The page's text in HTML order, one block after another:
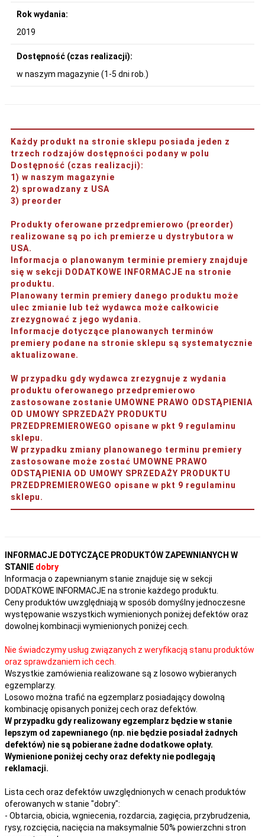
Rok wydania:
2019
Dostępność (czas realizacji):
w naszym magazynie (1-5 dni rob.)
Każdy produkt na stronie sklepu posiada jeden z
trzech rodzajów dostępności podany w polu
Dostępność (czas realizacji):
1) w naszym magazynie
2) sprowadzany z USA
3) preorder
Produkty oferowane przedpremierowo (preorder)
realizowane są po ich premierze u dystrybutora w
USA.
Informacja o planowanym terminie premiery znajduje
się w sekcji DODATKOWE INFORMACJE na stronie
produktu.
Planowany termin premiery danego produktu może
ulec zmianie lub też wydawca może całkowicie
zrezygnować z jego wydania.
Informacje dotyczące planowanych terminów
premiery podane na stronie sklepu są systematycznie
aktualizowane.
W przypadku gdy wydawca zrezygnuje z wydania
produktu oferowanego przedpremierowo
zastosowane zostanie UMOWNE PRAWO ODSTĄPIENIA
OD UMOWY SPRZEDAŻY PRODUKTU
PRZEDPREMIEROWEGO opisane w pkt 9 regulaminu
sklepu.
W przypadku zmiany planowanego terminu premiery
zastosowane może zostać UMOWNE PRAWO
ODSTĄPIENIA OD UMOWY SPRZEDAŻY PRODUKTU
PRZEDPREMIEROWEGO opisane w pkt 9 regulaminu
sklepu.
INFORMACJE DOTYCZĄCE PRODUKTÓW ZAPEWNIANYCH W
STANIE dobry
Informacja o zapewnianym stanie znajduje się w sekcji
DODATKOWE INFORMACJE na stronie każdego produktu.
Ceny produktów uwzględniają w sposób domyślny jednoczesne
występowanie wszystkich wymienionych poniżej defektów oraz
dowolnej kombinacji wymienionych poniżej cech.
Nie świadczymy usług związanych z weryfikacją stanu produktów
oraz sprawdzaniem ich cech.
Wszystkie zamówienia realizowane są z losowo wybieranych
egzemplarzy.
Losowo można trafić na egzemplarz posiadający dowolną
kombinację opisanych poniżej cech oraz defektów.
W przypadku gdy realizowany egzemplarz będzie w stanie
lepszym od zapewnianego (np. nie będzie posiadał żadnych
defektów) nie są pobierane żadne dodatkowe opłaty.
Wymienione poniżej cechy oraz defekty nie podlegają
reklamacji.
Lista cech oraz defektów uwzględnionych w cenach produktów
oferowanych w stanie "dobry":
- Obtarcia, obicia, wgniecenia, rozdarcia, zagięcia, przybrudzenia,
rysy, rozcięcia, nacięcia na maksymalnie 50% powierzchni stron